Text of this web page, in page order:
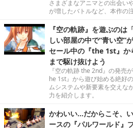
さまざまなアニマとの出会い
が増したバトルなど、本作の
『空の軌跡』を遊ぶのは
しい部屋の中で“青い空
セール中の『the 1st』か
まで駆け抜けよう
『空の軌跡 the 2nd』の発売
he 1st』から遊び始める絶好
ムシステムや新要素を交えな
力を紹介します。
かわいい…だからこそ、
ースの『パルワールド』